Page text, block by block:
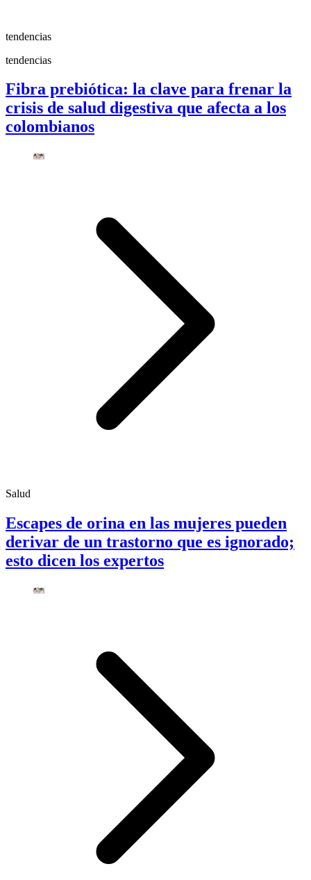
tendencias
tendencias
Fibra prebiótica: la clave para frenar la
crisis de salud digestiva que afecta a los
colombianos
Salud
Escapes de orina en las mujeres pueden
derivar de un trastorno que es ignorado;
esto dicen los expertos